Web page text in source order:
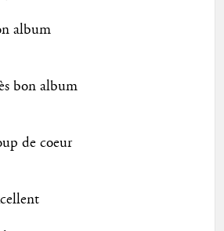
album
bon album
de coeur